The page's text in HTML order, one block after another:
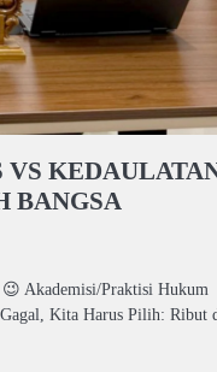
BANGSA
Akademisi/Praktisi Hukum
Kita Harus Pilih: Ribut